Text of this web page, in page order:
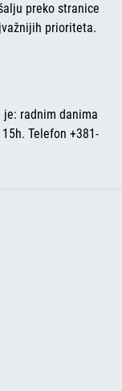
preko stranice
prioriteta.
je: radnim danima
Telefon +381-